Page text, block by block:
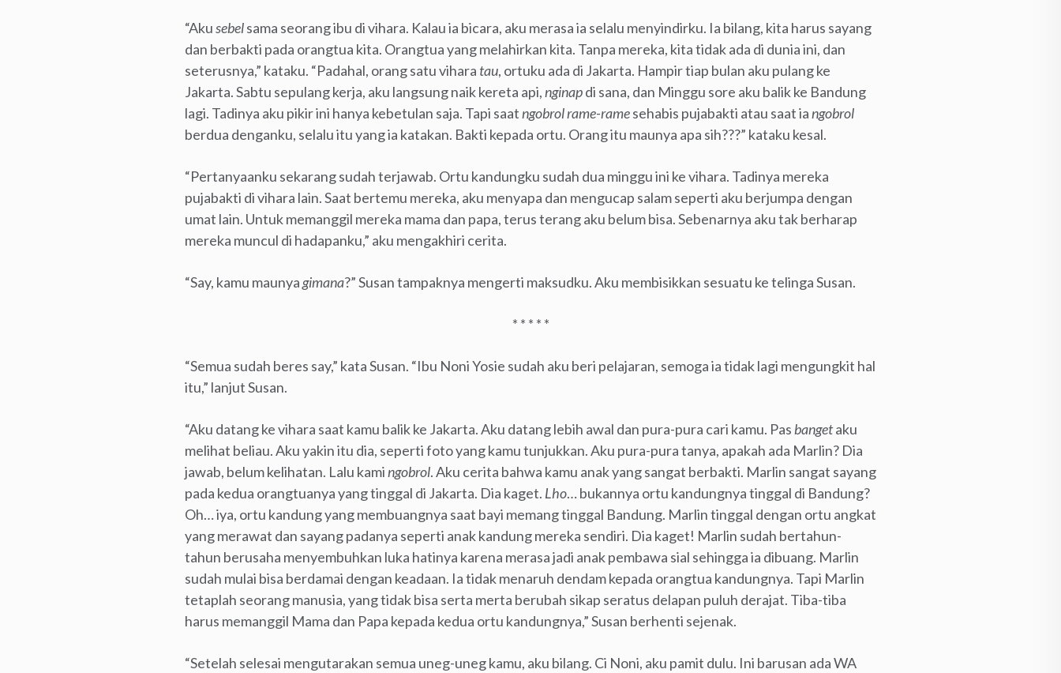
“Akusebelsama seorang ibu di vihara. Kalau ia bicara, aku merasa ia selalu menyindirku. Ia bilang, kita harus sayang
dan berbakti pada orangtua kita. Orangtua yang melahirkan kita. Tanpa mereka, kita tidak ada di dunia ini, dan
seterusnya,” kataku. “Padahal, orang satu vihara tau, ortuku ada di Jakarta. Hampir tiap bulan aku pulang ke
Jakarta. Sabtu sepulang kerja, aku langsung naik kereta api,nginapdi sana, dan Minggu sore aku balik ke Bandung
lagi. Tadinya aku pikir ini hanya kebetulan saja. Tapi saatngobrol rame-ramesehabis pujabakti atau saat iangobrol
berdua denganku, selalu itu yang ia katakan. Bakti kepada ortu. Orang itu maunya apa sih???” kataku kesal.
“Pertanyaanku sekarang sudah terjawab. Ortu kandungku sudah dua minggu ini ke vihara. Tadinya mereka
pujabakti di vihara lain. Saat bertemu mereka, aku menyapa dan mengucap salam seperti aku berjumpa dengan
umat lain. Untuk memanggil mereka mama dan papa, terus terang aku belum bisa. Sebenarnya aku tak berharap
mereka muncul di hadapanku,” aku mengakhiri cerita.
“Say, kamu maunyagimana?” Susan tampaknya mengerti maksudku. Aku membisikkan sesuatu ke telinga Susan.
* * * * *
“Semua sudah beres say,” kata Susan. “Ibu Noni Yosie sudah aku beri pelajaran, semoga ia tidak lagi mengungkit hal
itu,” lanjut Susan.
“Aku datang ke vihara saat kamu balik ke Jakarta. Aku datang lebih awal dan pura-pura cari kamu. Pas bangetaku
melihat beliau. Aku yakin itu dia, seperti foto yang kamu tunjukkan. Aku pura-pura tanya, apakah ada Marlin? Dia
jawab, belum kelihatan. Lalu kamingobrol. Aku cerita bahwa kamu anak yang sangat berbakti. Marlin sangat sayang
pada kedua orangtuanya yang tinggal di Jakarta. Dia kaget. Lho… bukannya ortu kandungnya tinggal di Bandung?
Oh… iya, ortu kandung yang membuangnya saat bayi memang tinggal Bandung. Marlin tinggal dengan ortu angkat
yang merawat dan sayang padanya seperti anak kandung mereka sendiri. Dia kaget! Marlin sudah bertahun-
tahun berusaha menyembuhkan luka hatinya karena merasa jadi anak pembawa sial sehingga ia dibuang. Marlin
sudah mulai bisa berdamai dengan keadaan. Ia tidak menaruh dendam kepada orangtua kandungnya. Tapi Marlin
tetaplah seorang manusia, yang tidak bisa serta merta berubah sikap seratus delapan puluh derajat. Tiba-tiba
harus memanggil Mama dan Papa kepada kedua ortu kandungnya,” Susan berhenti sejenak.
“Setelah selesai mengutarakan semua uneg-uneg kamu, aku bilang. Ci Noni, aku pamit dulu. Ini barusan ada WA